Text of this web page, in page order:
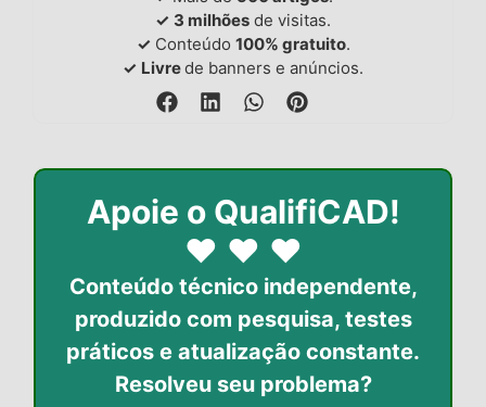
✓ 3 milhões de visitas.
✓Conteúdo 100% gratuito.
✓ Livrede banners e anúncios.
Apoie o QualifiCAD!
♥ ♥ ♥
Conteúdo técnico independente,
produzido com pesquisa, testes
práticos e atualização constante.
Resolveu seu problema?